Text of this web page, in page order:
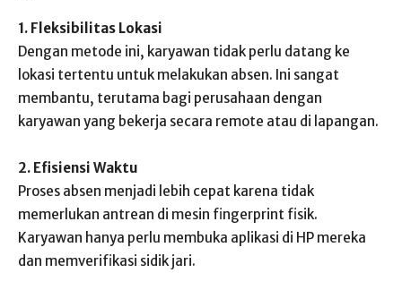
1. Fleksibilitas Lokasi
Dengan metode ini, karyawan tidak perlu datang ke
lokasi tertentu untuk melakukan absen. Ini sangat
membantu, terutama bagi perusahaan dengan
karyawan yang bekerja secara remote atau di lapangan.
2. Efisiensi Waktu
Proses absen menjadi lebih cepat karena tidak
memerlukan antrean di mesin fingerprint fisik.
Karyawan hanya perlu membuka aplikasi di HP mereka
dan memverifikasi sidik jari.